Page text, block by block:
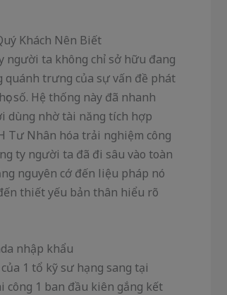
người ta không chỉ sở hữu đang
quánh trưng của sự vấn đề phát
số. Hệ thống này đã nhanh
dùng nhờ tài năng tích hợp
Tư Nhân hóa trải nghiệm công
ty người ta đã đi sâu vào toàn
nguyên cớ đến liệu pháp nó
thiết yếu bản thân hiểu rõ
nhập khẩu
1 tổ kỹ sư hạng sang tại
công 1 ban đầu kiên gắng kết